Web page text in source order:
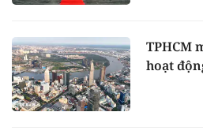
TPHCM
hoạt